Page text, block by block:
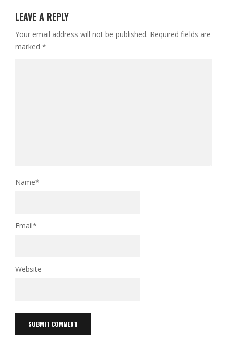
LEAVE A REPLY
Your email address will not be published. Required fields are
marked *
Name*
Email*
Website